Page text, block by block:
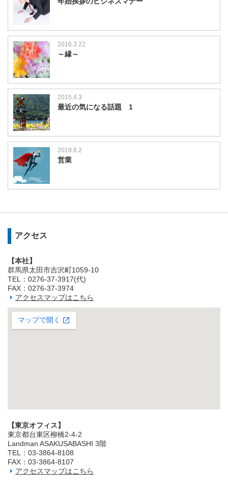
2016.3.22
～縁～
2015.4.3
最近の気になる話題 1
2019.8.2
営業
アクセス
【本社】
群馬県太田市吉沢町1059-10
TEL：0276-37-3917(代)
FAX：0276-37-3974
アクセスマップはこちら
【東京オフィス】
東京都台東区柳橋2‐4‐2
Landman ASAKUSABASHI 3階
TEL：03‐3864‐8108
FAX：03‐3864‐8107
アクセスマップはこちら